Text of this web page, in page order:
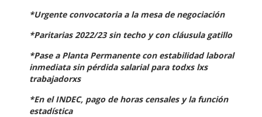
*Urgente convocatoria a la mesa de negociación
*Paritarias 2022/23 sin techo y con cláusula gatillo
*Pase a Planta Permanente con estabilidad laboral
inmediata sin pérdida salarial para todxs lxs
trabajadorxs
*En el INDEC, pago de horas censales y la función
estadística